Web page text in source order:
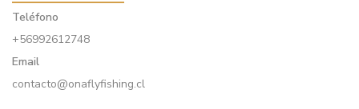
Teléfono
+56992612748
Email
contacto@onaflyfishing.cl